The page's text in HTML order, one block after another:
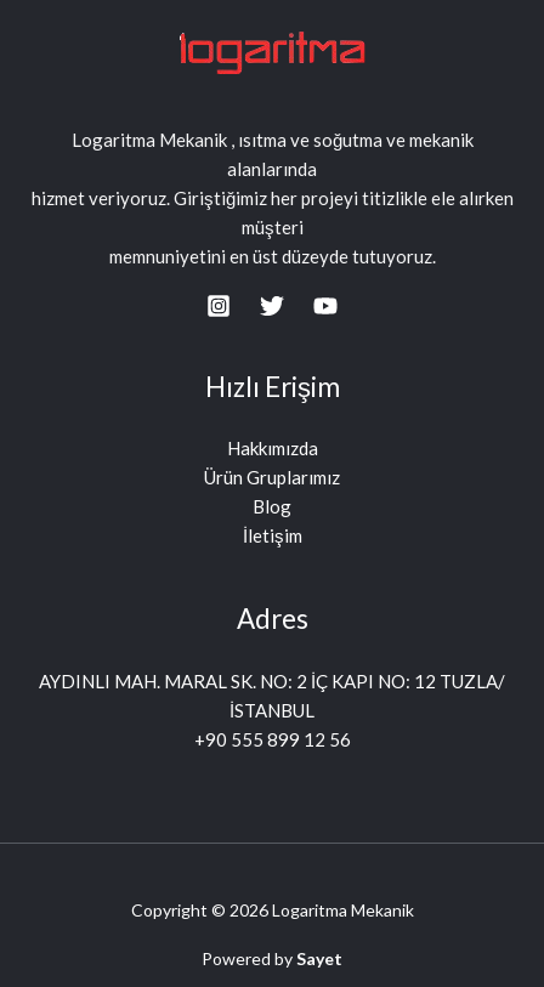
Logaritma Mekanik , ısıtma ve soğutma ve mekanik
alanlarında
hizmet veriyoruz. Giriştiğimiz her projeyi titizlikle ele alırken
müşteri
memnuniyetini en üst düzeyde tutuyoruz.
Hızlı Erişim
Hakkımızda
Ürün Gruplarımız
Blog
İletişim
Adres
AYDINLI MAH. MARAL SK. NO: 2 İÇ KAPI NO: 12 TUZLA/
İSTANBUL
+90 555 899 12 56
Copyright © 2026 Logaritma Mekanik
Powered bySayet